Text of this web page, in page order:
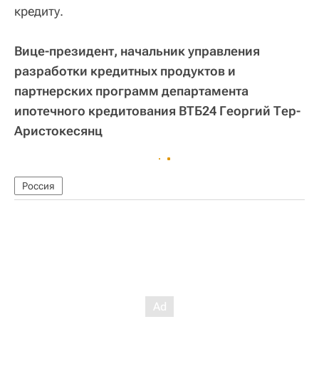
кредиту.
Вице-президент, начальник управления
разработки кредитных продуктов и
партнерских программ департамента
ипотечного кредитования ВТБ24 Георгий Тер-
Аристокесянц
Россия